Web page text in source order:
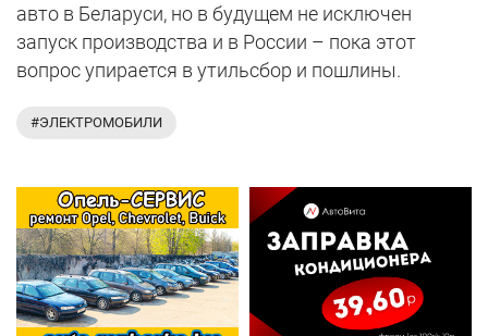
авто в Беларуси, но в будущем не исключен
запуск производства и в России – пока этот
вопрос упирается в утильсбор и пошлины.
#ЭЛЕКТРОМОБИЛИ